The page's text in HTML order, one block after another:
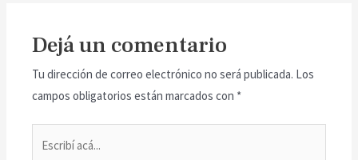
Dejá un comentario
Tu dirección de correo electrónico no será publicada. Los
campos obligatorios están marcados con *